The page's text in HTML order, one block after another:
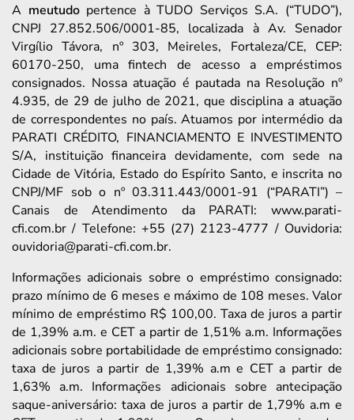
A meutudopertence à TUDO Serviços S.A. (“TUDO”),
CNPJ 27.852.506/0001-85, localizada à Av. Senador
Virgílio Távora, nº 303, Meireles, Fortaleza/CE, CEP:
60170-250, uma fintech de acesso a empréstimos
consignados. Nossa atuação é pautada na Resolução nº
4.935, de 29 de julho de 2021, que disciplina a atuação
de correspondentes no país. Atuamos por intermédio da
PARATI CRÉDITO, FINANCIAMENTO E INVESTIMENTO
S/A, instituição financeira devidamente, com sede na
Cidade de Vitória, Estado do Espírito Santo, e inscrita no
CNPJ/MF sob o nº 03.311.443/0001-91 (“PARATI”) –
Canais de Atendimento da PARATI: www.parati-
cfi.com.br / Telefone: +55 (27) 2123-4777 / Ouvidoria:
ouvidoria@parati-cfi.com.br.
Informações adicionais sobre o empréstimo consignado:
prazo mínimo de 6 meses e máximo de 108 meses. Valor
mínimo de empréstimo R$ 100,00. Taxa de juros a partir
de 1,39% a.m. e CET a partir de 1,51% a.m. Informações
adicionais sobre portabilidade de empréstimo consignado:
taxa de juros a partir de 1,39% a.m e CET a partir de
1,63% a.m. Informações adicionais sobre antecipação
saque-aniversário: taxa de juros a partir de 1,79% a.m e